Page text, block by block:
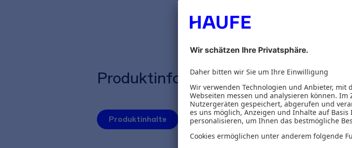
Produktinformationen
Produktinhalte Autoren Inhaltsverzeichnis